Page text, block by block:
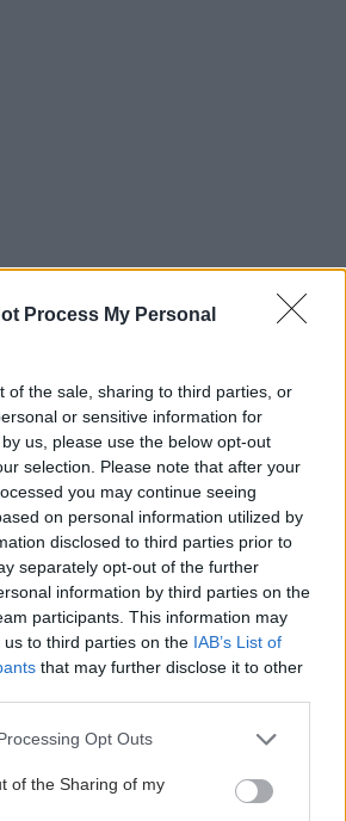
Process My Personal
of the sale, sharing to third parties, or
or sensitive information for
us, please use the below opt-out
selection. Please note that after your
you may continue seeing
on personal information utilized by
disclosed to third parties prior to
separately opt-out of the further
information by third parties on the
participants. This information may
to third parties on the IAB’s List of
that may further disclose it to other
website/app uses one or more Google
or usage behaviour. You may click to
to Google and its third-party tags to
Opt Outs
of the Sharing of my